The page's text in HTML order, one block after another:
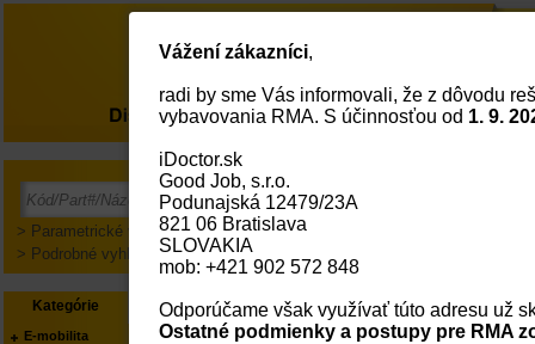
> Parametrické vyhľadávanie
> Podrobné vyhľadávanie
Kategórie Výrobcovia
E-mobilita
O nás
Vážení zákazníci,
radi by sme Vás informovali, že z dôvodu
vybavovania RMA. S účinnosťou od 1. 9.
iDoctor.sk
Good Job, s.r.o.
Podunajská 12479/23A
821 06 Bratislava
SLOVAKIA
mob: +421 902 572 848
Odporúčame však využívať túto adresu už
Ostatné podmienky a postupy pre RMA